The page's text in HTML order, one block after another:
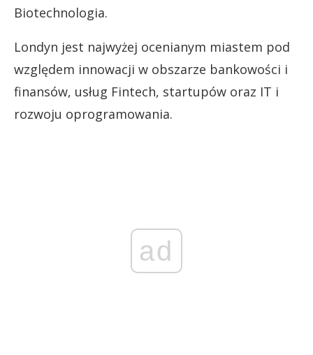
Biotechnologia.
Londyn jest najwyżej ocenianym miastem pod
względem innowacji w obszarze bankowości i
finansów, usług Fintech, startupów oraz IT i
rozwoju oprogramowania.
ad